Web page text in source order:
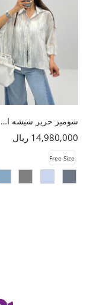
شومیز حریر شیشه ای محو پشت پیله
14,980,000 ریال
Free Size